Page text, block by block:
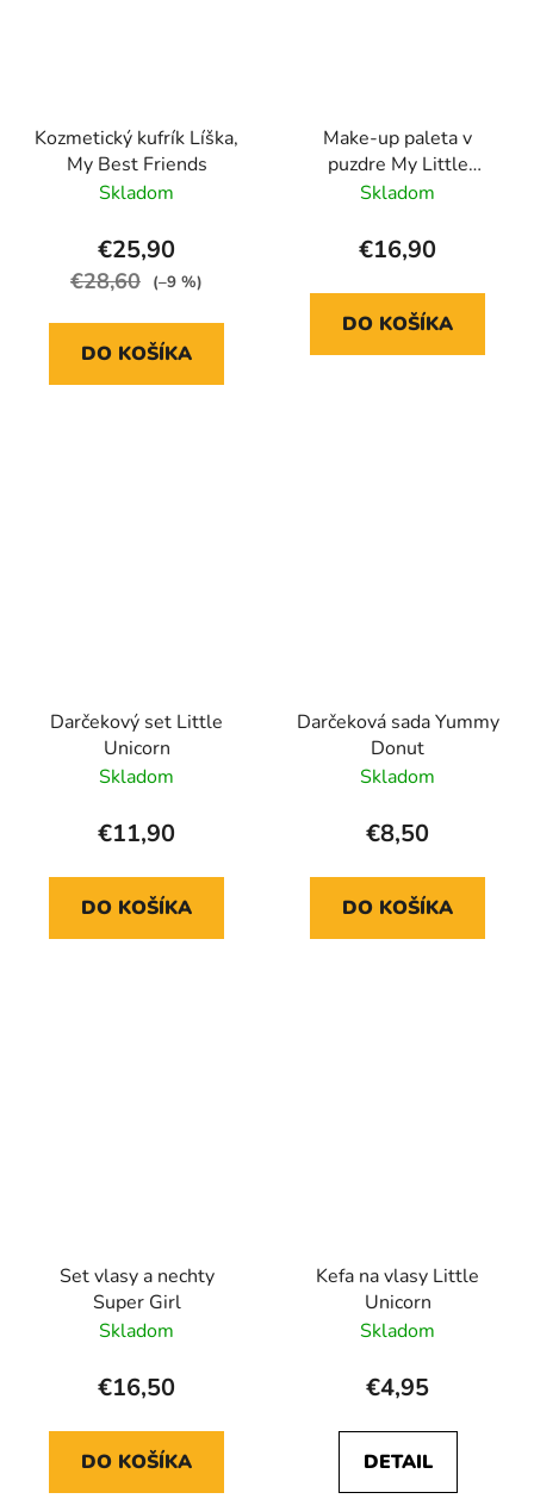
Kozmetický kufrík Líška,
My Best Friends
Skladom
€25,90
€28,60 (–9 %)
DO KOŠÍKA
Make-up paleta v
puzdre My Little
Unicorn
Skladom
€16,90
DO KOŠÍKA
Darčekový set Little
Unicorn
Skladom
€11,90
DO KOŠÍKA
Darčeková sada Yummy
Donut
Skladom
€8,50
DO KOŠÍKA
Set vlasy a nechty
Super Girl
Skladom
€16,50
DO KOŠÍKA
Kefa na vlasy Little
Unicorn
Skladom
€4,95
DETAIL